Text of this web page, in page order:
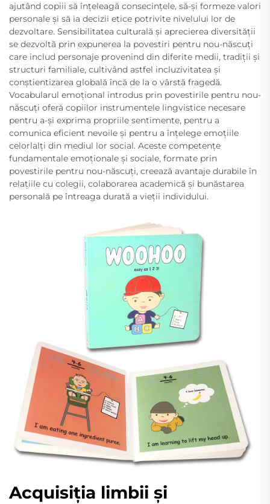
ajutând copiii să înțeleagă consecințele, să-și formeze valori
personale și să ia decizii etice potrivite nivelului lor de
dezvoltare. Sensibilitatea culturală și aprecierea diversității
se dezvoltă prin expunerea la povestiri pentru nou-născuți
care includ personaje provenind din diferite medii, tradiții și
structuri familiale, cultivând astfel incluzivitatea și
conștientizarea globală încă de la o vârstă fragedă.
Vocabularul emoțional introdus prin povestirile pentru nou-
născuți oferă copiilor instrumentele lingvistice necesare
pentru a-și exprima propriile sentimente, pentru a
comunica eficient nevoile și pentru a înțelege emoțiile
celorlalți din mediul lor social. Aceste competențe
fundamentale emoționale și sociale, formate prin
povestirile pentru nou-născuți, creează avantaje durabile în
relațiile cu colegii, colaborarea academică și bunăstarea
personală pe întreaga durată a vieții individului.
Acquisiția limbii și